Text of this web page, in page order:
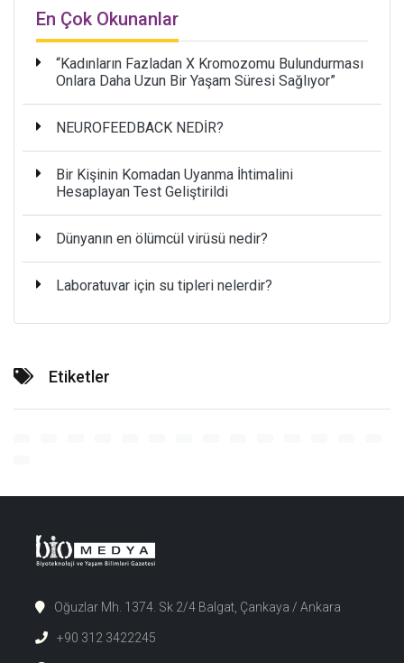
En Çok Okunanlar
“Kadınların Fazladan X Kromozomu Bulundurması
Onlara Daha Uzun Bir Yaşam Süresi Sağlıyor”
NEUROFEEDBACK NEDİR?
Bir Kişinin Komadan Uyanma İhtimalini
Hesaplayan Test Geliştirildi
Dünyanın en ölümcül virüsü nedir?
Laboratuvar için su tipleri nelerdir?
Etiketler
Oğuzlar Mh. 1374. Sk 2/4 Balgat, Çankaya / Ankara
+90 312 3422245